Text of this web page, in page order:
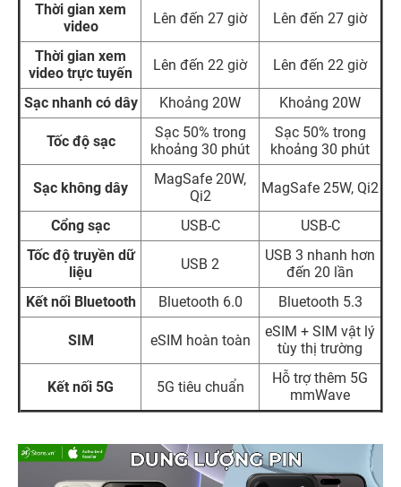
Thời gian xem
video
Lên đến 27 giờ Lên đến 27 giờ
Thời gian xem
video trực tuyến
Lên đến 22 giờ Lên đến 22 giờ
Sạc nhanh có dây Khoảng 20W Khoảng 20W
Tốc độ sạc
Sạc 50% trong
khoảng 30 phút
Sạc 50% trong
khoảng 30 phút
Sạc không dây
MagSafe 20W,
Qi2
MagSafe 25W, Qi2
Cổng sạc USB-C
USB-C
Tốc độ truyền dữ
liệu
USB 2
USB 3 nhanh hơn
đến 20 lần
Kết nối Bluetooth
Bluetooth 6.0 Bluetooth 5.3
SIM eSIM hoàn toàn
eSIM + SIM vật lý
tùy thị trường
Kết nối 5G 5G tiêu chuẩn
Hỗ trợ thêm 5G
mmWave